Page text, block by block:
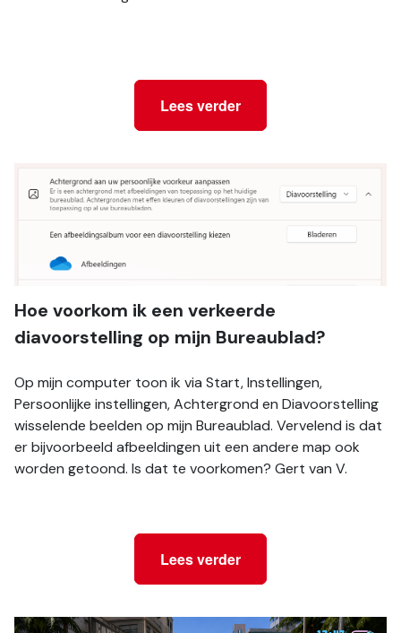
Lees verder
Hoe voorkom ik een verkeerde
diavoorstelling op mijn Bureaublad?
Op mijn computer toon ik via Start, Instellingen,
Persoonlijke instellingen, Achtergrond en Diavoorstelling
wisselende beelden op mijn Bureaublad. Vervelend is dat
er bijvoorbeeld afbeeldingen uit een andere map ook
worden getoond. Is dat te voorkomen? Gert van V.
Lees verder